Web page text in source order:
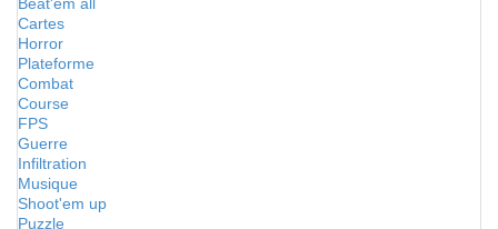
Cartes
Horror
Plateforme
Combat
Course
FPS
Guerre
Infiltration
Musique
Shoot'em up
Puzzle